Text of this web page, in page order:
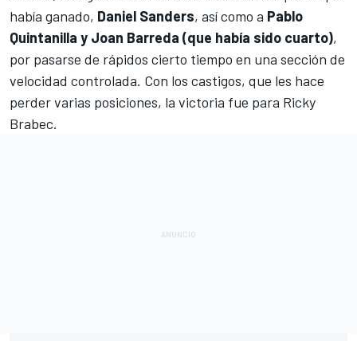
había ganado, Daniel Sanders, así como a Pablo
Quintanilla y Joan Barreda (que había sido cuarto),
por pasarse de rápidos cierto tiempo en una sección de
velocidad controlada. Con los castigos, que les hace
perder varias posiciones, la victoria fue para Ricky
Brabec.